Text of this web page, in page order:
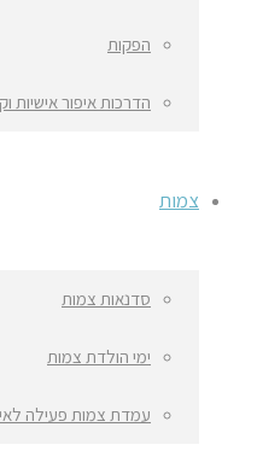
הפקות
הדרכות איפור אישיות
צמות
סדנאות צמות
ימי הולדת צמות
עמדת צמות פעילה